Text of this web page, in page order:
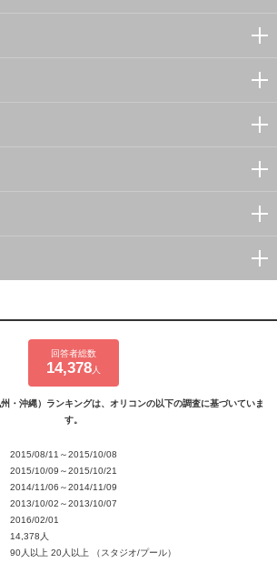
回答者総数
14,378 人
・沖縄）ランキングは、オリコンの以下の調査に基づいていま
す。
2015/08/11～2015/10/08
2015/10/09～2015/10/21
2014/11/06～2014/11/09
2013/10/02～2013/10/07
2016/02/01
14,378人
90人以上 20人以上 （スタジオ/プール）